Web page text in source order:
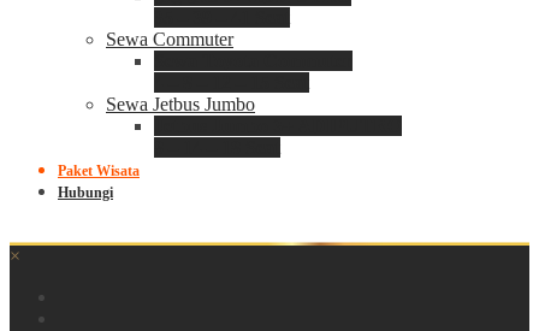
Sewa Commuter
Sewa Jetbus Jumbo
Paket Wisata
Hubungi
×